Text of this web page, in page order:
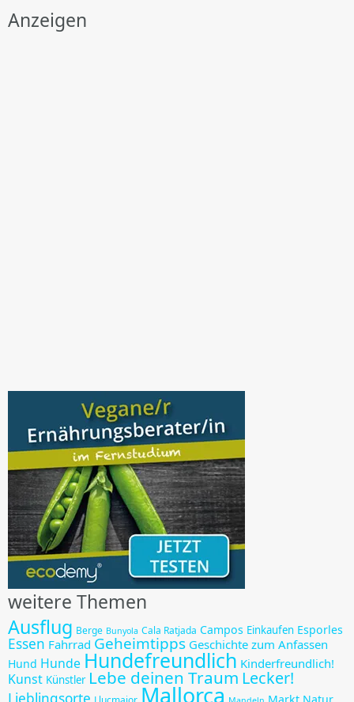
Anzeigen
weitere Themen
Ausflug Berge Bunyola Cala Ratjada Campos Einkaufen Esporles
Essen Fahrrad Geheimtipps Geschichte zum Anfassen
Hund Hunde Hundefreundlich Kinderfreundlich!
Kunst Künstler Lebe deinen Traum Lecker!
Mallorca